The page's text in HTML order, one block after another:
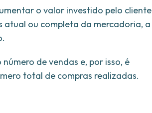
o valor investido pelo cliente
atual ou completa da mercadoria, a
de vendas e, por isso, é
total de compras realizadas.